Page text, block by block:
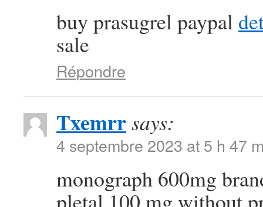
buy prasugrel paypal
sale
Répondre
Txemrrsays:
4 septembre 2023 at 5 h 47
monograph 600mg
pletal 100 mg without